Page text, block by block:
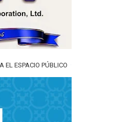
EL ESPACIO PÚBLICO